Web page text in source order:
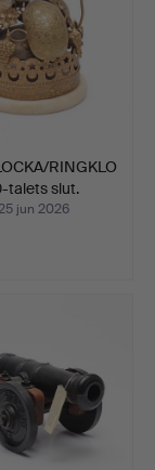
RINGKLO
talets slut.
jun 2026